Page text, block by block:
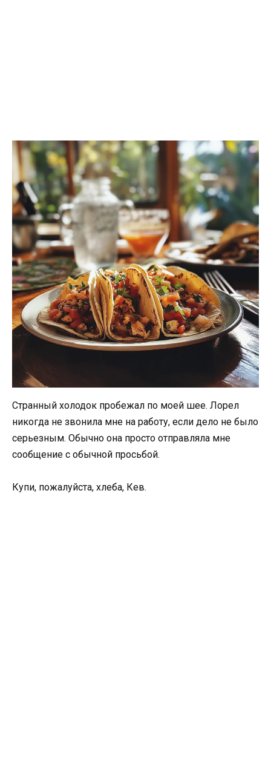
Странный холодок пробежал по моей шее. Лорел
никогда не звонила мне на работу, если дело не было
серьезным. Обычно она просто отправляла мне
сообщение с обычной просьбой.
Купи, пожалуйста, хлеба, Кев.